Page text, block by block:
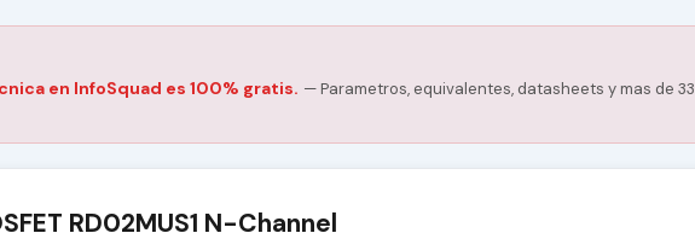
en InfoSquad es 100% gratis. — Parametros, equivalentes, datasheets y mas de
RD02MUS1 N-Channel